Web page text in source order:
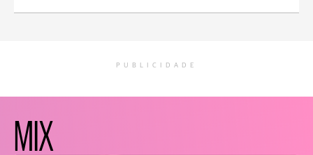
PUBLICIDADE
MIX